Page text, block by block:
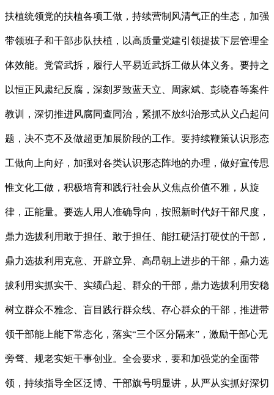
扶植统领党的扶植各项工做，持续营制风清气正的生态，加强
带领班子和干部步队扶植，以高质量党建引领提拔下层管理全
体效能。党管武拆，履行人平易近武拆工做从体义务。要持之
以恒正风肃纪反腐，深刻罗致蓝天立、周家斌、彭晓春等案件
教训，深切推进风腐同查同治，紧抓不放纠治形式从义凸起问
题，决不克不及做超更加展阶段的工作。要持续鞭策认识形态
工做向上向好，加强对各类认识形态阵地的办理，做好宣传思
惟文化工做，积极培育和践行社会从义焦点价值不雅，从旋
律，正能量。要选人用人准确导向，按照新时代好干部尺度，
鼎力选拔利用敢于担任、敢于担任、能扛硬活打硬仗的干部，
鼎力选拔利用克意、开辟立异、高昂朝上进步的干部，鼎力选
拔利用实抓实干、实绩凸起、群众的干部，鼎力选拔利用安稳
树立群众不雅念、盲目践行群众线、存心群众的干部，推进带
领干部能上能下常态化，落实“三个区分隔来”，激励干部心无
旁骛、规老实矩干事创业。全会要求，要和加强党的全面带
领，持续指导全区泛博、干部旗号明显讲，从严从实抓好深切